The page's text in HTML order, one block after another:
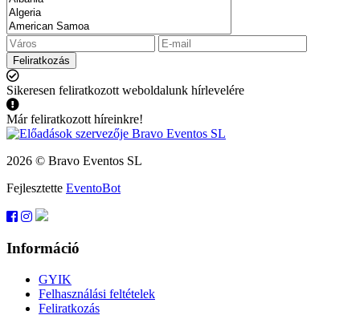
Feliratkozás
Sikeresen feliratkozott weboldalunk hírlevelére
Már feliratkozott híreinkre!
2026 © Bravo Eventos SL
Fejlesztette EventoBot
Információ
GYIK
Felhasználási feltételek
Feliratkozás